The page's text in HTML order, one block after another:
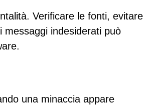
Verificare le fonti, evitare
indesiderati può
una minaccia appare